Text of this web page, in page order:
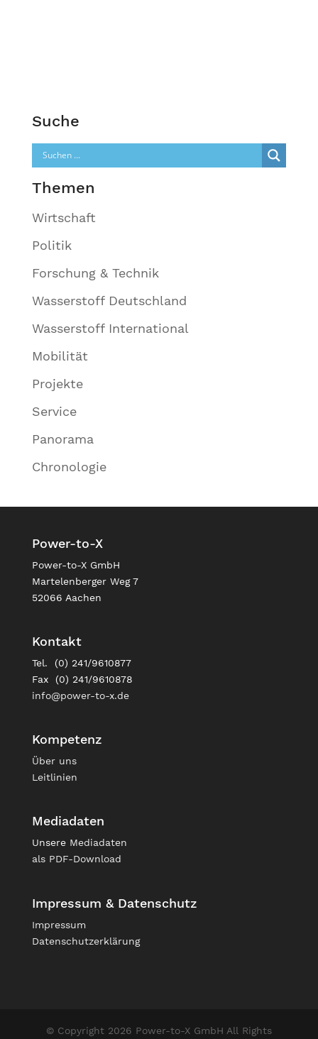
Suche
Themen
Wirtschaft
Politik
Forschung & Technik
Wasserstoff Deutschland
Wasserstoff International
Mobilität
Projekte
Service
Panorama
Chronologie
Power-to-X
Power-to-X GmbH
Martelenberger Weg 7
52066 Aachen
Kontakt
Tel. (0) 241/9610877
Fax (0) 241/9610878
info@power-to-x.de
Kompetenz
Über uns
Leitlinien
Mediadaten
Unsere Mediadaten
als PDF-Download
Impressum & Datenschutz
Impressum
Datenschutzerklärung
© Copyright 2026 Power-to-X GmbH All Rights